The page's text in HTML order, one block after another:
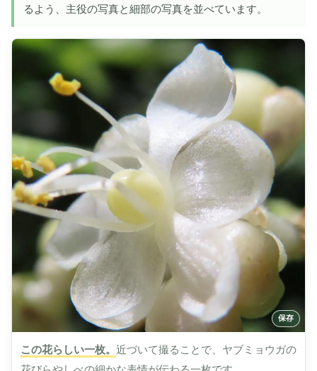
るよう、主役の写真と細部の写真を並べています。
この花らしい一枚。 近づいて撮ることで、ヤブミョウガの